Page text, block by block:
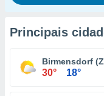
Principais
Birmensdorf
30° 18°